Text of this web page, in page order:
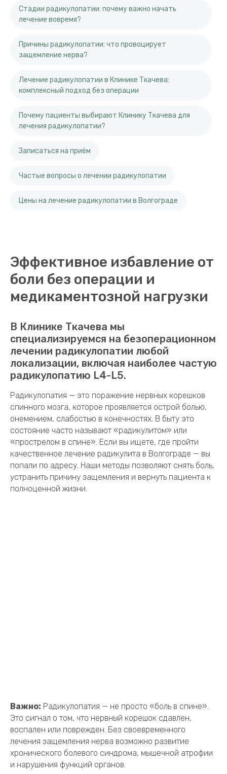
Стадии радикулопатии: почему важно начать
лечение вовремя?
Причины радикулопатии: что провоцирует
защемление нерва?
Лечение радикулопатии в Клинике Ткачева:
комплексный подход без операции
Почему пациенты выбирают Клинику Ткачева для
лечения радикулопатии?
Записаться на приём
Частые вопросы о лечении радикулопатии
Цены на лечение радикулопатии в Волгограде
Эффективное избавление от
боли без операции и
медикаментозной нагрузки
В Клинике Ткачева мы
специализируемся на безоперационном
лечении радикулопатии любой
локализации, включая наиболее частую
радикулопатию L4-L5.
Радикулопатия — это поражение нервных корешков
спинного мозга, которое проявляется острой болью,
онемением, слабостью в конечностях. В быту это
состояние часто называют «радикулитом» или
«прострелом в спине». Если вы ищете, где пройти
качественное лечение радикулита в Волгограде — вы
попали по адресу. Наши методы позволяют снять боль,
устранить причину защемления и вернуть пациента к
полноценной жизни.
Важно: Радикулопатия — не просто «боль в спине».
Это сигнал о том, что нервный корешок сдавлен,
воспален или поврежден. Без своевременного
лечения защемления нерва возможно развитие
хронического болевого синдрома, мышечной атрофии
и нарушения функций органов.